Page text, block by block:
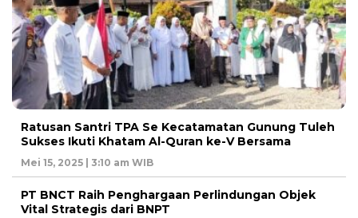
Ratusan Santri TPA Se Kecatamatan Gunung Tuleh
Sukses Ikuti Khatam Al-Quran ke-V Bersama
Mei 15, 2025 | 3:10 am WIB
PT BNCT Raih Penghargaan Perlindungan Objek
Vital Strategis dari BNPT